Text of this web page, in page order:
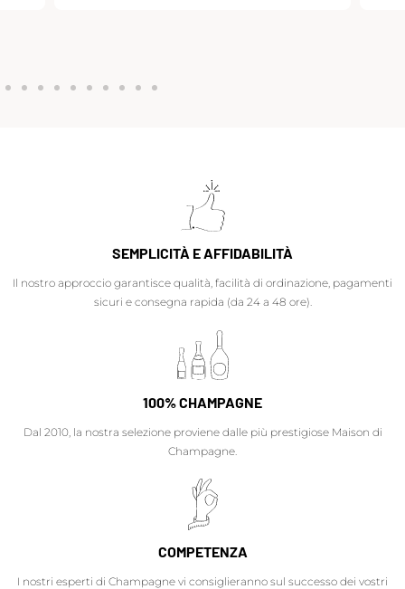
SEMPLICITÀ E AFFIDABILITÀ
Il nostro approccio garantisce qualità, facilità di ordinazione, pagamenti
sicuri e consegna rapida (da 24 a 48 ore).
100% CHAMPAGNE
Dal 2010, la nostra selezione proviene dalle più prestigiose Maison di
Champagne.
COMPETENZA
I nostri esperti di Champagne vi consiglieranno sul successo dei vostri